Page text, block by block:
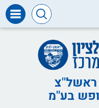
ראשל"צ
בע"מ